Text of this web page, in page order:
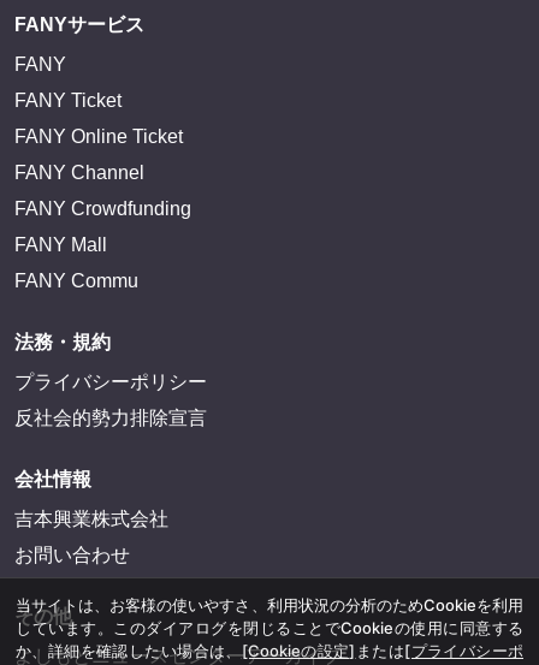
FANYサービス
FANY Ticket
FANY Online Ticket
FANY Channel
FANY Mall
FANY Commu
当サイトは、お客様の使いやすさ、利用状況の分析のためCookieを利用
しています。このダイアログを閉じることでCookieの使用に同意する
か、詳細を確認したい場合は、[Cookieの設定] または[プライバシーポ